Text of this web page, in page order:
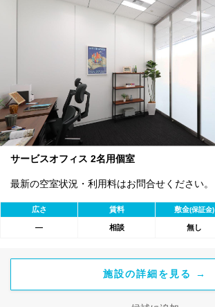
サービスオフィス 2名用個室
最新の空室状況・利用料はお問合せください。
広さ 賃料 敷金(保証金)
― 相談 無し
施設の詳細を見る →